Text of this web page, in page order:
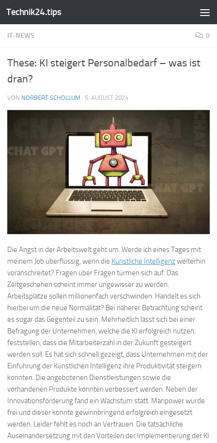
Zum Inhalt springen
Technik24.tips
IT-NEWS 0
These: KI steigert Personalbedarf – was ist
dran?
VON NORBERT SCHOLLUM · 5. AUGUST 2024
Die Angst in der Arbeitswelt geht um. Werde ich eines Tages mit
meinem Job überflüssig, wenn die Künstliche Intelligenzweiterhin
voranschreitet? Fragen über Fragen türmen sich auf. Das
Zeitgeschehen scheint immer ungewisser zu werden.
Arbeitsplätze sollen millionenfach verschwinden. Handelt es sich
hierbei um die neue Normalität? Bei näherer Betrachtung scheint
es sogar das Gegenteil zu sein. Mehrheitlich lässt sich bei einer
Befragung der Unternehmen, welche die KI erfolgreich nutzen,
feststellen, dass die Mitarbeiterzahl in der Zukunft gesteigert
werden soll. Es hat sich schnell gezeigt, dass Unternehmen mit der
Einführung der Künstlichen Intelligenz ihre Produktivität steigern
konnten. Die angebotenen Dienstleistungen sowie die
vorhandenen Produkte konnten verbessert werden. Neben der
Innovationsförderung fand ein Wachstum statt. Manpower wurde
frei und dieser konnte gewinnbringend erfolgreich eingesetzt
werden. Leider fehlt es noch an Vertrauen. Die tatsächliche
Auseinandersetzung mit den Vorteilen der Implementierung der KI